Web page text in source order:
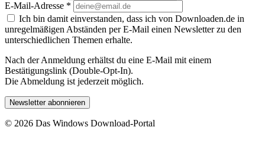
E-Mail-Adresse *
Ich bin damit einverstanden, dass ich von Downloaden.de in
unregelmäßigen Abständen per E-Mail einen Newsletter zu den
unterschiedlichen Themen erhalte.
Nach der Anmeldung erhältst du eine E-Mail mit einem
Bestätigungslink (Double-Opt-In).
Die Abmeldung ist jederzeit möglich.
Newsletter abonnieren
© 2026 Das Windows Download-Portal